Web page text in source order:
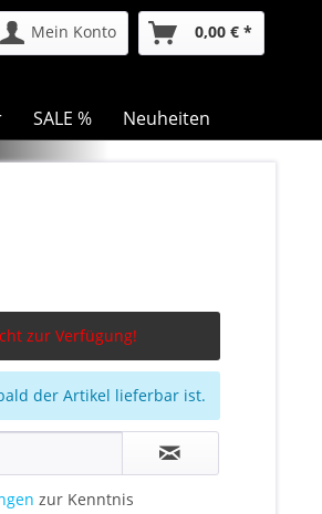
Mein Konto 0,00 € *
SALE % Neuheiten
zur Verfügung!
der Artikel lieferbar ist.
zur Kenntnis